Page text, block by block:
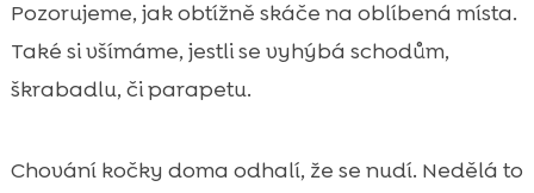
Pozorujeme, jak obtížně skáče na oblíbená místa.
Také si všímáme, jestli se vyhýbá schodům,
škrabadlu, či parapetu.
Chování kočky doma odhalí, že se nudí. Nedělá to